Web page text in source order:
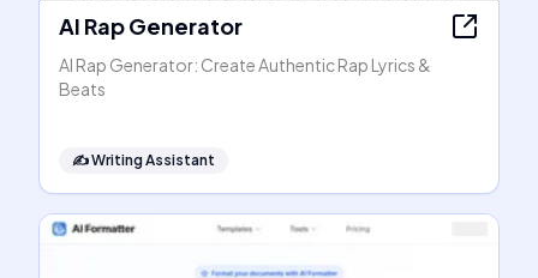
AI Rap Generator
AI Rap Generator: Create Authentic Rap Lyrics &
Beats
✍️Writing Assistant